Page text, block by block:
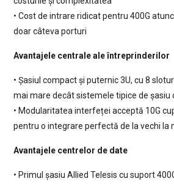
• Cost de intrare ridicat pentru 400G
doar câteva porturi
Avantajele centrale ale întreprinderilor
• Șasiul compact și puternic 3U, cu 8
mai mare decât sistemele tipice de șasiu
• Modularitatea interfeței acceptă 10G
pentru o integrare perfectă de la vechi la
Avantajele centrelor de date
• Primul șasiu Allied Telesis cu suport